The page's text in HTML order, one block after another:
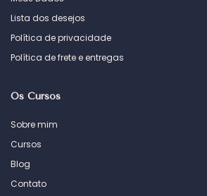
Lista dos desejos
Política de privacidade
Política de frete e entregas
Os Cursos
Sobre mim
Cursos
Blog
Contato